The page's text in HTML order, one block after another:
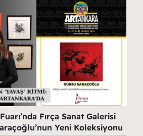
Fırça Sanat Galerisi
Yeni Koleksiyonu